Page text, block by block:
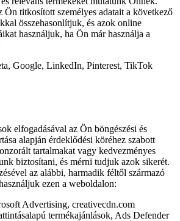
Ön titkosított személyes adatait a következő
összehasonlítjuk, és azok online
használjuk, ha Ön már használja a
Google, LinkedIn, Pinterest, TikTok
elfogadásával az Ön böngészési és
alapján érdeklődési köréhez szabott
tartalmakat vagy kedvezményes
biztosítani, és mérni tudjuk azok sikerét.
az alábbi, harmadik féltől származó
ezen a weboldalon:
Advertising, creativecdn.com
termékajánlások, Ads Defender